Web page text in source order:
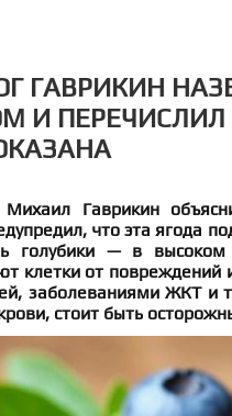
ГАВРИКИН
И
Михаил Гаврикин
что эта ягода
голубики — в высоком
клетки от повреждений
заболеваниями ЖКТ и
стоит быть